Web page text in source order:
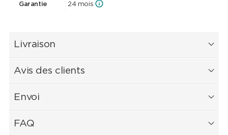
Garantie 24 mois
Livraison
Avis des clients
Envoi
FAQ